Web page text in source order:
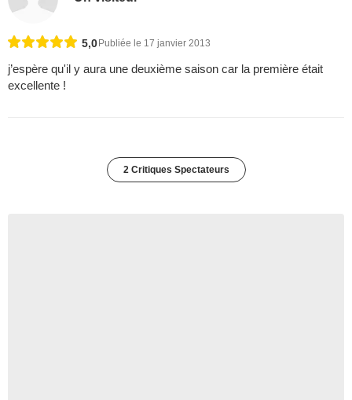
5,0 Publiée le 17 janvier 2013
j’espère qu'il y aura une deuxième saison car la première était
excellente !
2 Critiques Spectateurs